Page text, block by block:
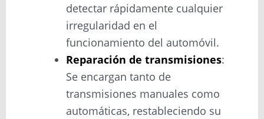
detectar rápidamente cualquier
irregularidad en el
funcionamiento del automóvil.
Reparación de transmisiones:
Se encargan tanto de
transmisiones manuales como
automáticas, restableciendo su